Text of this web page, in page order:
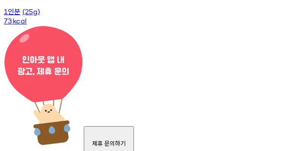
1 인분 (25g)
73kcal
제휴 문의하기